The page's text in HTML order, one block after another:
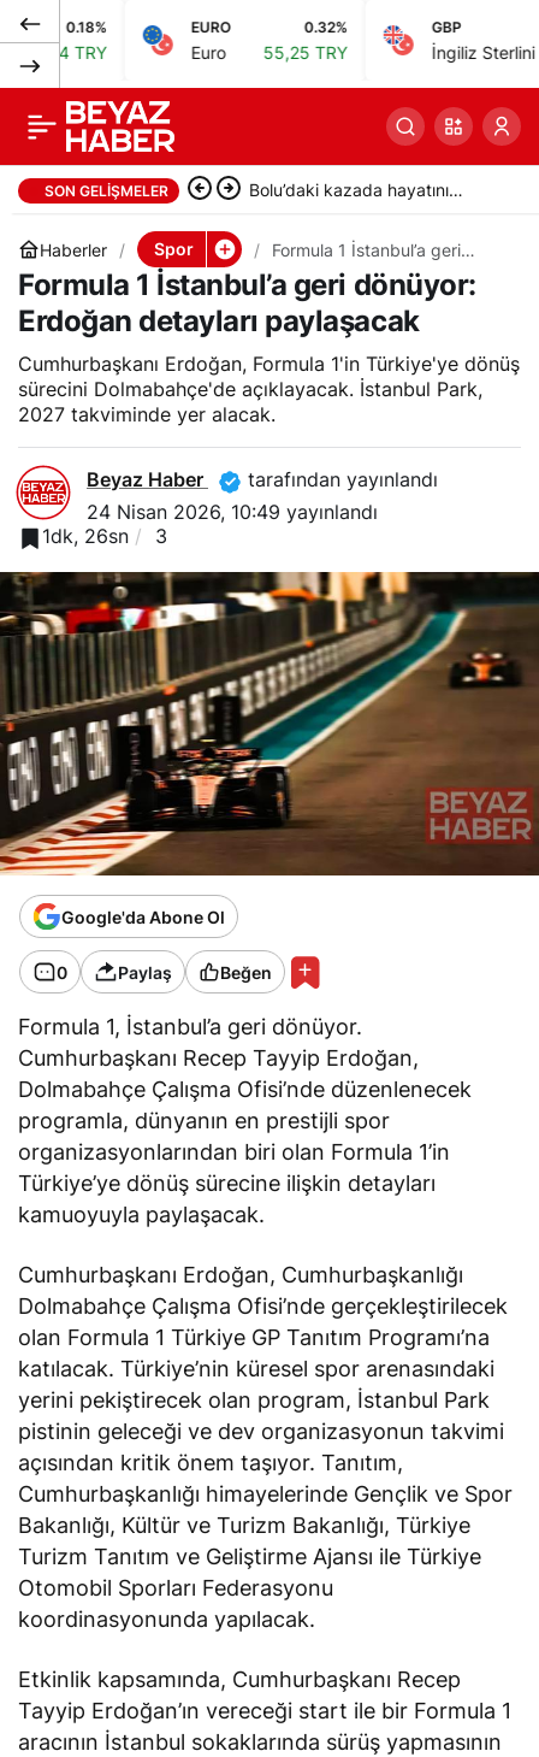
EURO 0.32%
Euro 55,25 TRY İngiliz Sterlini 64,48
SON GELIŞMELER Bolu’daki kazada hayatını
kaybeden Batuhan Kırıkkale’de
defnedildi
Haberler Spor
Formula 1 İstanbul’a geri
dönüyor: Erdoğan detayları
paylaşacak
Formula 1 İstanbul’a geri dönüyor:
Erdoğan detayları paylaşacak
Cumhurbaşkanı Erdoğan, Formula 1'in Türkiye'ye dönüş
sürecini Dolmabahçe'de açıklayacak. İstanbul Park,
2027 takviminde yer alacak.
Beyaz Haber
tarafından yayınlandı
24 Nisan 2026, 10:49 yayınlandı
1dk, 26sn
3
Google'da Abone Ol
0 Paylaş Beğen
Formula 1, İstanbul’a geri dönüyor.
Cumhurbaşkanı Recep Tayyip Erdoğan,
Dolmabahçe Çalışma Ofisi’nde düzenlenecek
programla, dünyanın en prestijli spor
organizasyonlarından biri olan Formula 1’in
Türkiye’ye dönüş sürecine ilişkin detayları
kamuoyuyla paylaşacak.
Cumhurbaşkanı Erdoğan, Cumhurbaşkanlığı
Dolmabahçe Çalışma Ofisi’nde gerçekleştirilecek
olan Formula 1 Türkiye GP Tanıtım Programı’na
katılacak. Türkiye’nin küresel spor arenasındaki
yerini pekiştirecek olan program, İstanbul Park
pistinin geleceği ve dev organizasyonun takvimi
açısından kritik önem taşıyor. Tanıtım,
Cumhurbaşkanlığı himayelerinde Gençlik ve Spor
Bakanlığı, Kültür ve Turizm Bakanlığı, Türkiye
Turizm Tanıtım ve Geliştirme Ajansı ile Türkiye
Otomobil Sporları Federasyonu
koordinasyonunda yapılacak.
Etkinlik kapsamında, Cumhurbaşkanı Recep
Tayyip Erdoğan’ın vereceği start ile bir Formula 1
aracının İstanbul sokaklarında sürüş yapmasının
Beşiktaş, Corendon
Alanyaspor’u 3-0
yenerek Türkiye
Kupası’nda ilerledi
0 Paylaş